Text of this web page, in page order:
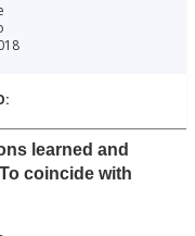
learned and
coincide with